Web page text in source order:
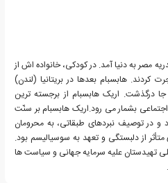
مصر به دنیا آمد. در کودکی، خانواده اش از
کردند. هابسبام بعدها در بریتانیا (لندن)
درگذشت. اریک هابسبام از برجسته ترین
بشمار می رود.اریک هابسبام بر سنّت
و در توصیف نبردهای طبقاتی، به محرومان
متأثر از دلبستگی و تعهد به سوسیالیسم بود.
تهیدستان علیه سرمایه جهانی و سیاست ها